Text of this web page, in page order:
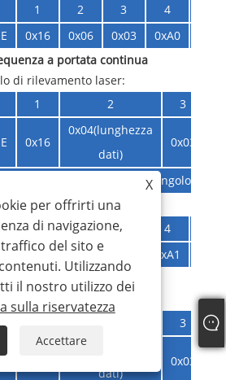
1 2 3
4
0x16 0x06 0x03 0xA0
a portata continua
di rilevamento laser:
1 2 3
0x16
0x04(lunghezza
dati)
0x03
Frequenza a range singolo/
di rilevamento laser:
1 2 3 4
0x16 0x02 0xA1
minima di accesso
di rilevamento laser:
3
0x04(lunghezza
dati)
0x03
X
per offrirti una
di navigazione,
del sito e
Utilizzando
il ​​nostro utilizzo dei
sulla riservatezza
Accettare